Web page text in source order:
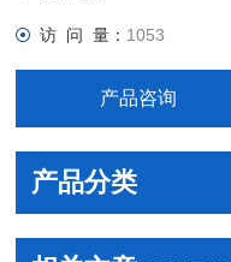
访 问 量： 1053
产品咨询
产品分类